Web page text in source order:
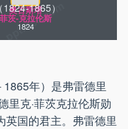
奥古斯塔
菲茨-克拉伦斯
1824
1865）
年）是弗雷德里
里克·菲茨克拉伦斯勋
英国的君主。弗雷德里